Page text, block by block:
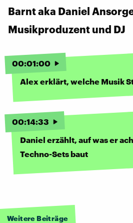
Barnt aka Daniel
Musikproduzent und DJ
00:01:00
Alex erklärt, welche Musik
00:14:33
Daniel erzählt, auf was er
Techno-Sets baut
Weitere Beiträge